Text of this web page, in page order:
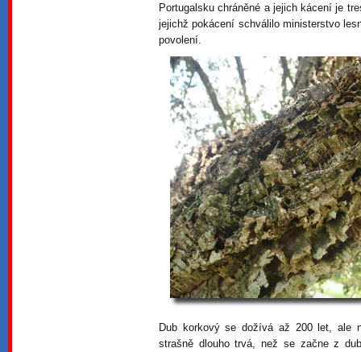
Portugalsku chráněné a jejich kácení je
jejichž pokácení schválilo ministerstvo
povolení.
Dub korkový se dožívá až 200 let, ale
strašně dlouho trvá, než se začne z